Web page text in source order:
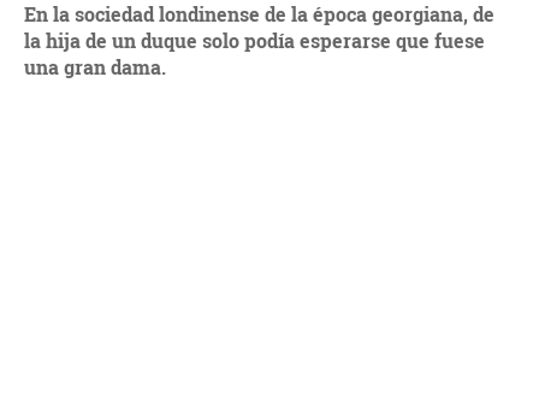
En la sociedad londinense de la época georgiana, de
la hija de un duque solo podía esperarse que fuese
una gran dama.